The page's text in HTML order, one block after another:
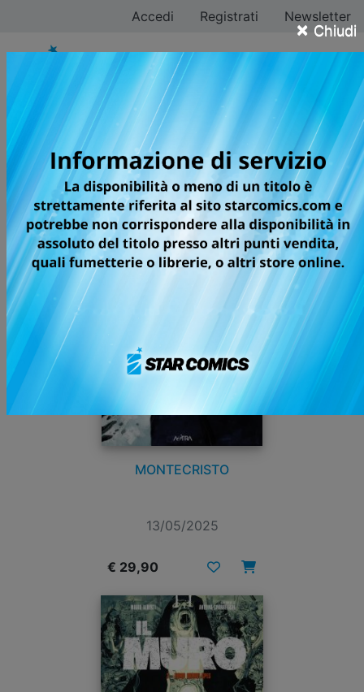
× Chiudi
Accedi Registrati Newsletter
Mario Alberti
Tutti i fumetti
MONTECRISTO
13/05/2025
€ 29,90